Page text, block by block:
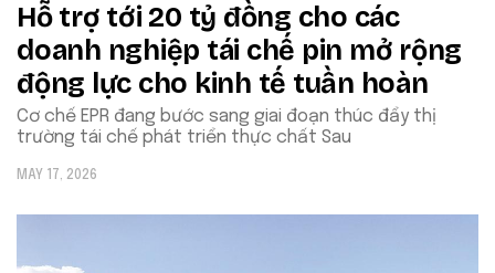
Hỗ trợ tới 20 tỷ đồng cho các
doanh nghiệp tái chế pin mở rộng
động lực cho kinh tế tuần hoàn
Cơ chế EPR đang bước sang giai đoạn thúc đẩy thị
trường tái chế phát triển thực chất Sau
MAY 17, 2026